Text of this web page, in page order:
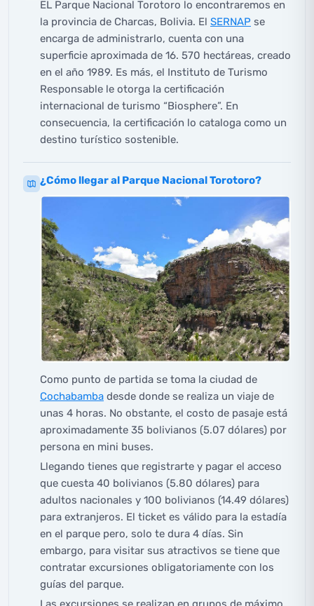
EL Parque Nacional Torotoro lo encontraremos en
la provincia de Charcas, Bolivia. El SERNAP se
encarga de administrarlo, cuenta con una
superficie aproximada de 16. 570 hectáreas, creado
en el año 1989. Es más, el Instituto de Turismo
Responsable le otorga la certificación
internacional de turismo “Biosphere”. En
consecuencia, la certificación lo cataloga como un
destino turístico sostenible.
¿Cómo llegar al Parque Nacional Torotoro?
Como punto de partida se toma la ciudad de
Cochabamba desde donde se realiza un viaje de
unas 4 horas. No obstante, el costo de pasaje está
aproximadamente 35 bolivianos (5.07 dólares) por
persona en mini buses.
Llegando tienes que registrarte y pagar el acceso
que cuesta 40 bolivianos (5.80 dólares) para
adultos nacionales y 100 bolivianos (14.49 dólares)
para extranjeros. El ticket es válido para la estadía
en el parque pero, solo te dura 4 días. Sin
embargo, para visitar sus atractivos se tiene que
contratar excursiones obligatoriamente con los
guías del parque.